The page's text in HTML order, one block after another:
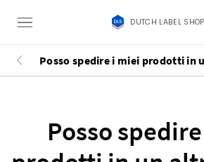
DUTCH LABEL SHOP
Posso spedire i miei prodotti in
Posso